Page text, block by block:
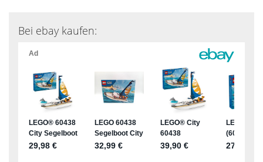
Bei ebay kaufen: